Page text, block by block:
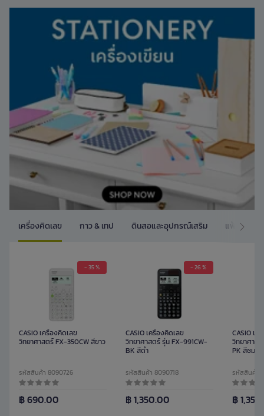
เครื่องคิดเลข กาว & เทป ดินสอและอุปกรณ์เสริม แฟ้ม และ ซ
- 35 %
CASIO เครื่องคิดเลข
วิทยาศาสตร์ FX-350CW สีขาว
รหัสสินค้า 8090726
฿ 690.00
- 26 %
CASIO เครื่องคิดเลข
วิทยาศาสตร์ รุ่น FX-991CW-
BK สีดำ
รหัสสินค้า 8090718
฿ 1,350.00
CASIO เค
วิทยาศาส
PK สีชมพู
รหัสสินค้า
฿